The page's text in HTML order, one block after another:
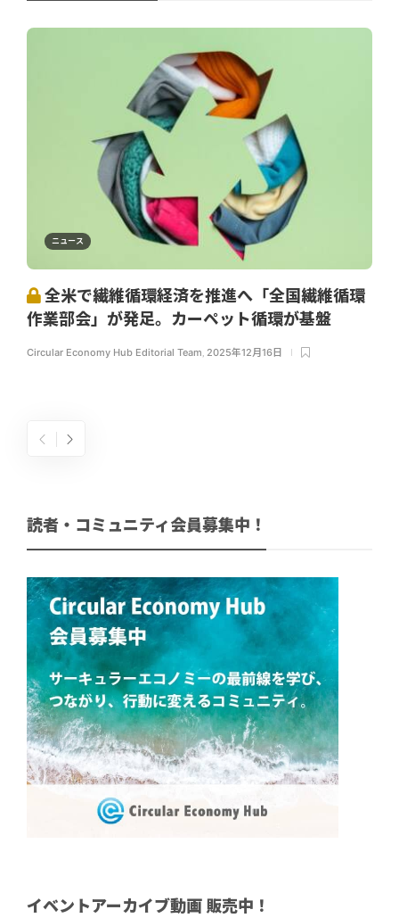
ニュース
全米で繊維循環経済を推進へ「全国繊維循環
作業部会」が発足。カーペット循環が基盤
Circular Economy Hub Editorial Team, 2025年12月16日
読者・コミュニティ会員募集中！
イベントアーカイブ動画 販売中！